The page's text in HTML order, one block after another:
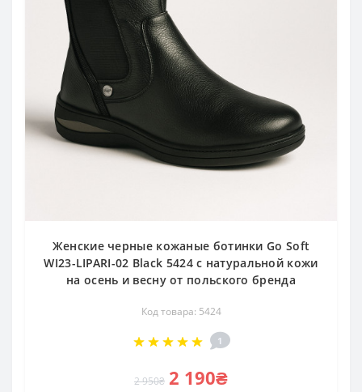
Женские черные кожаные ботинки Go Soft
WI23-LIPARI-02 Black 5424 с натуральной кожи
на осень и весну от польского бренда
Код товара: 5424
1
2 950₴ 2 190₴